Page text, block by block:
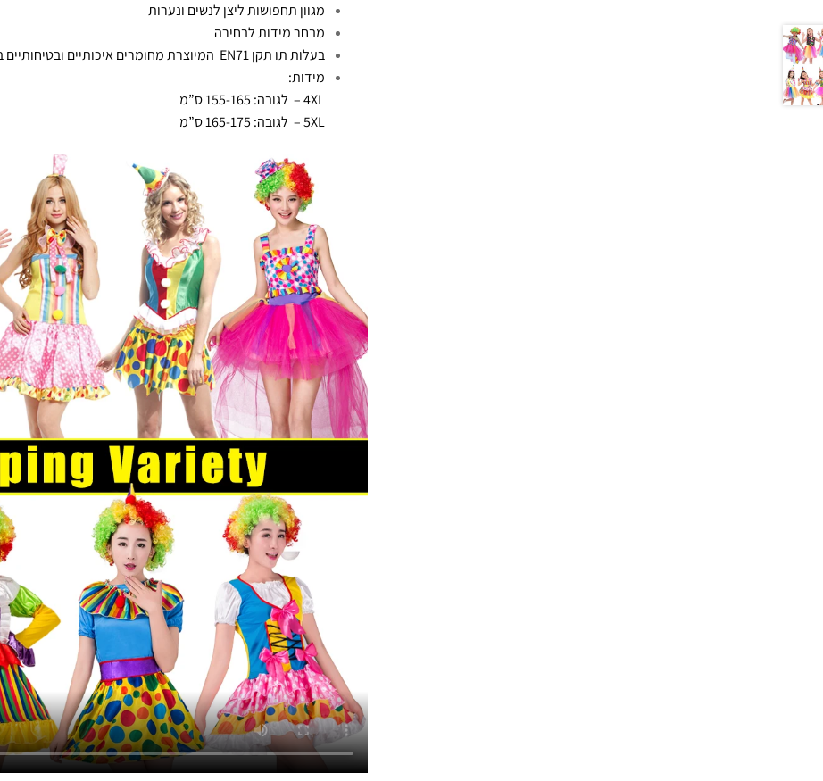
מגוון תחפושות ליצן לנשים ונערות
מבחר מידות לבחירה
בעלות תו תקן EN71 המיוצרת מחומרים איכותיים ובטיחותיים באיכות הגבוהה ביותר
מידות:
4XL – לגובה: 155-165 ס”מ
5XL – לגובה: 165-175 ס”מ